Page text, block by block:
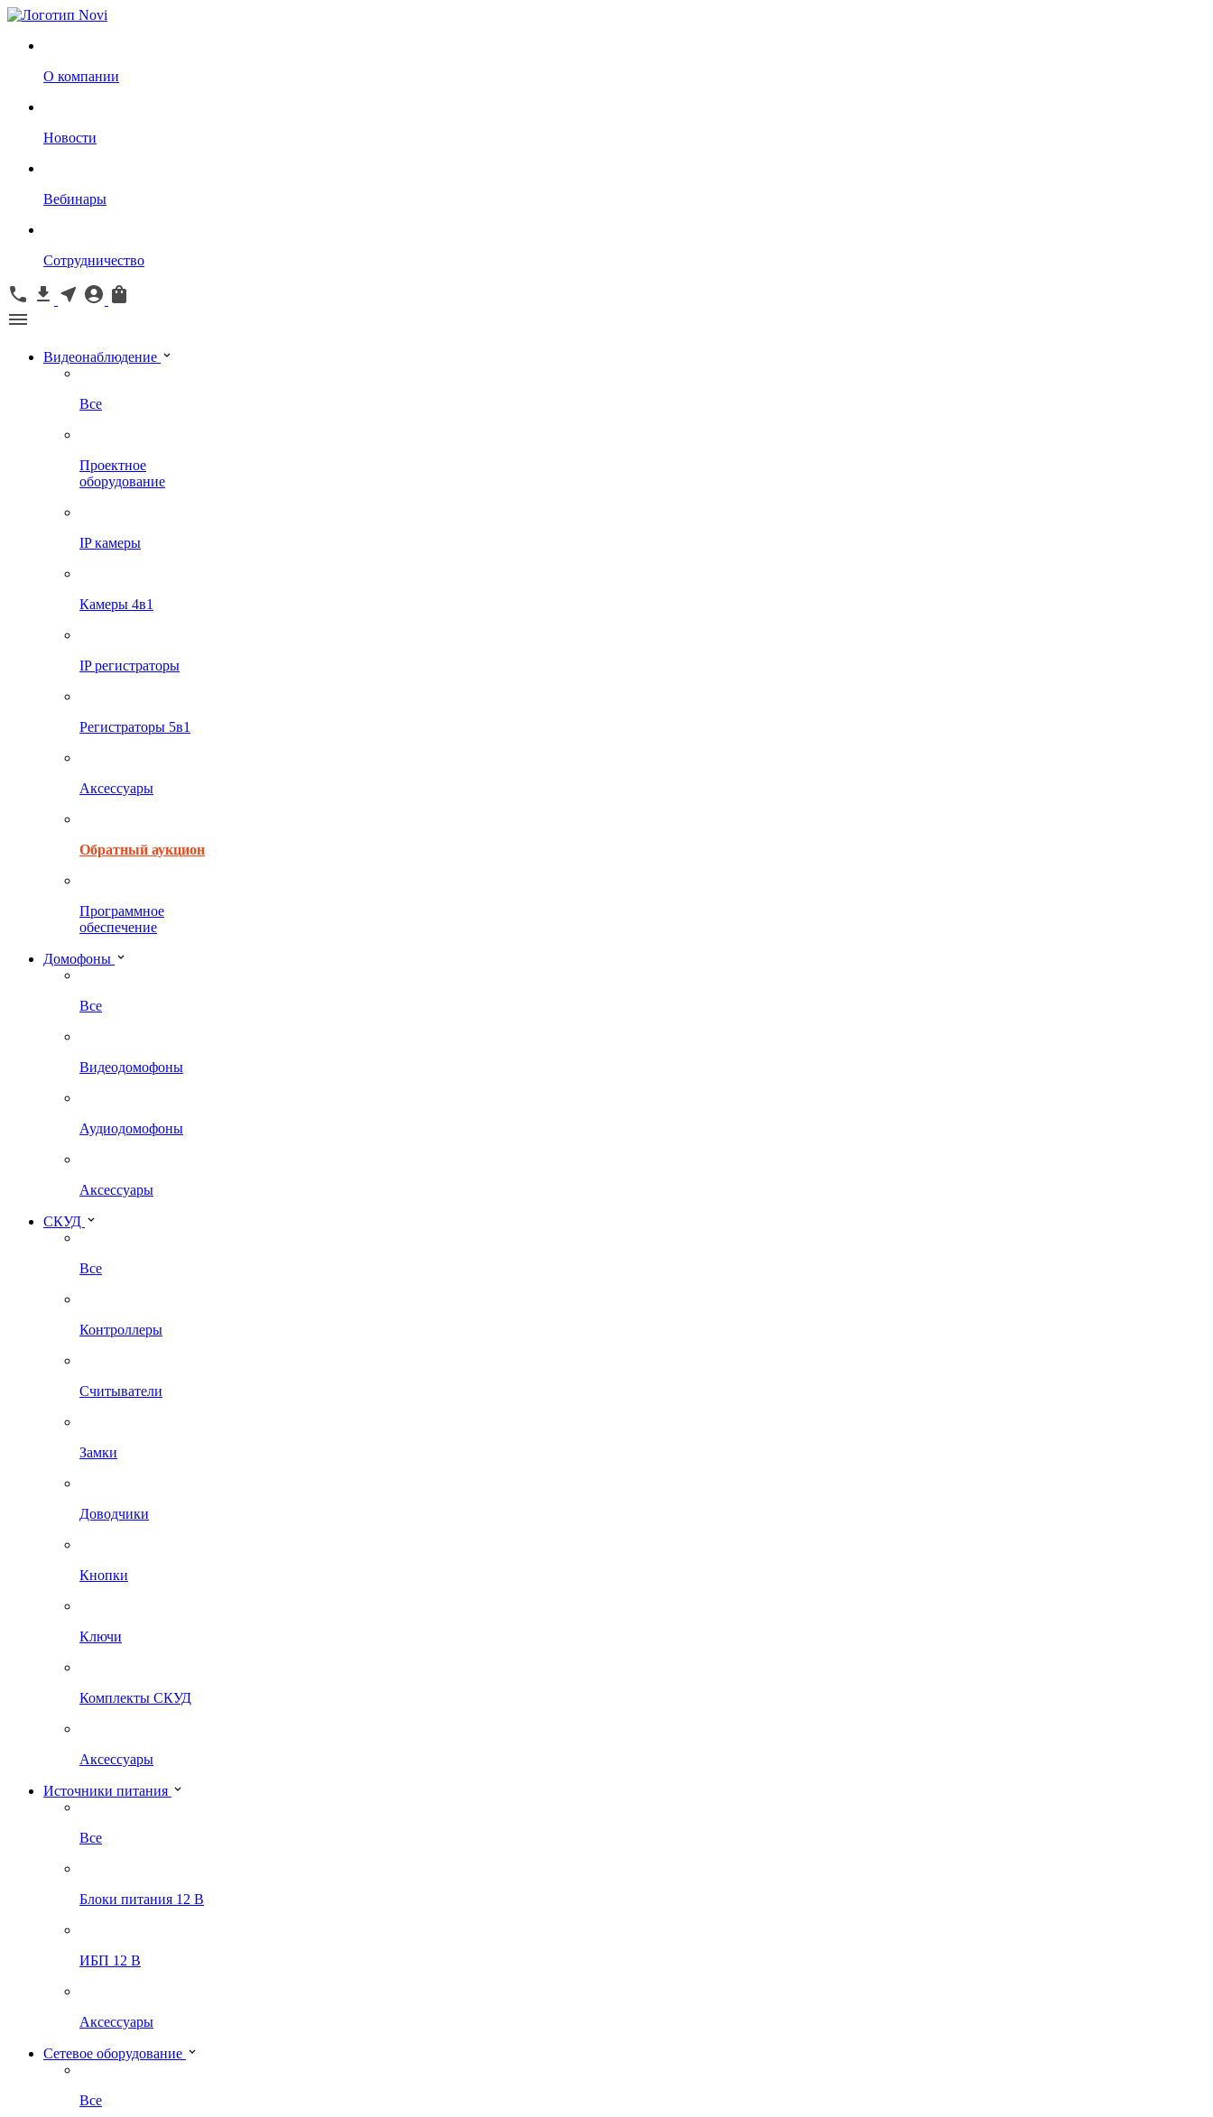
О компании
Новости
Вебинары
Сотрудничество
Видеонаблюдение
Все
Проектное
оборудование
IP камеры
Камеры 4в1
IP регистраторы
Регистраторы 5в1
Аксессуары
Обратный аукцион
Программное
обеспечение
Домофоны
Все
Видеодомофоны
Аудиодомофоны
Аксессуары
СКУД
Все
Контроллеры
Считыватели
Замки
Доводчики
Кнопки
Ключи
Комплекты СКУД
Аксессуары
Источники питания
Все
Блоки питания 12 В
ИБП 12 В
Аксессуары
Сетевое оборудование
Все